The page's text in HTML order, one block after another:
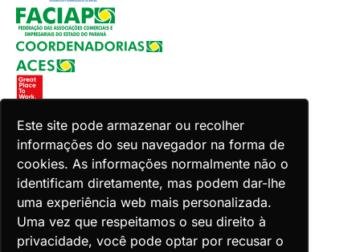
Este site pode armazenar ou recolher
informações do seu navegador na forma de
cookies. As informações normalmente não o
identificam diretamente, mas podem dar-lhe
uma experiência web mais personalizada.
Uma vez que respeitamos o seu direito à
privacidade, você pode optar por recusar o
Copyright 2026 Faciap. Todos os direitos reservados.
Desenvolvido por Zion ACES.